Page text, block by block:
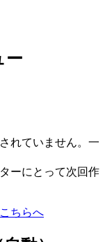
ー
れていません。一
ーにとって次回作
ちらへ